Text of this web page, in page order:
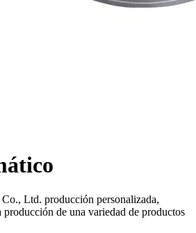
Ltd. producción personalizada,
producción de una variedad de productos